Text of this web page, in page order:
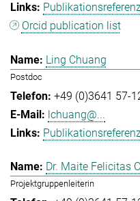
Orcid publication list
Ling Chuang
Postdoc
+49 (0)3641 57-
lchuang@...
Dr. Maite Felicitas
Projektgruppenleiterin